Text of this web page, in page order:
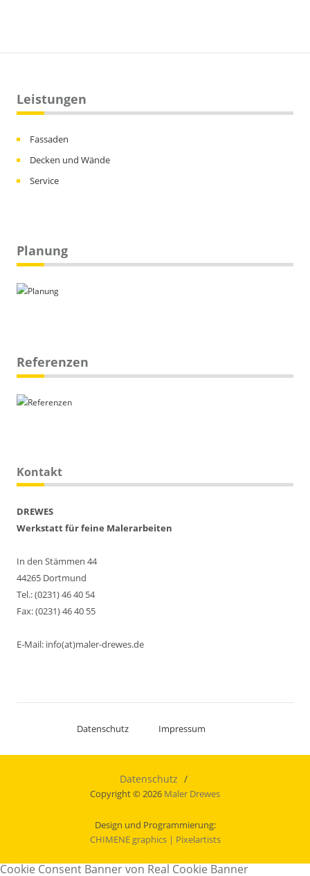
Leistungen
Fassaden
Decken und Wände
Service
Planung
Referenzen
Kontakt
DREWES
Werkstatt für feine Malerarbeiten
In den Stämmen 44
44265 Dortmund
Tel.: (0231) 46 40 54
Fax: (0231) 46 40 55
E-Mail: info(at)maler-drewes.de
Datenschutz Impressum
Datenschutz
Copyright © 2026 Maler Drewes
Design und Programmierung:
CHIMENE graphics | Pixelartists
Cookie Consent Banner von Real Cookie Banner